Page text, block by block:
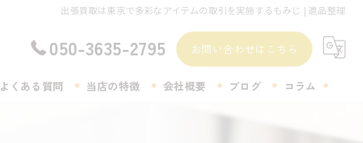
出張買取は東京で多彩なアイテムの取引を実施するもみじ | 遺品整理
050-3635-2795 お問い合わせはこちら
よくある質問 当店の特徴 会社概要 ブログ コラム